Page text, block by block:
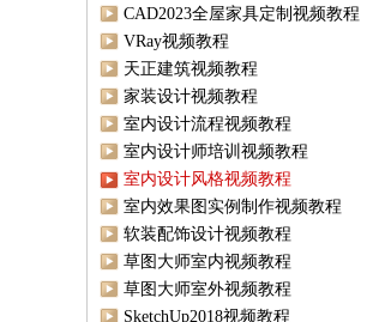
CAD2023全屋家具定制视频教程
VRay视频教程
天正建筑视频教程
家装设计视频教程
室内设计流程视频教程
室内设计师培训视频教程
室内设计风格视频教程
室内效果图实例制作视频教程
软装配饰设计视频教程
草图大师室内视频教程
草图大师室外视频教程
SketchUp2018视频教程